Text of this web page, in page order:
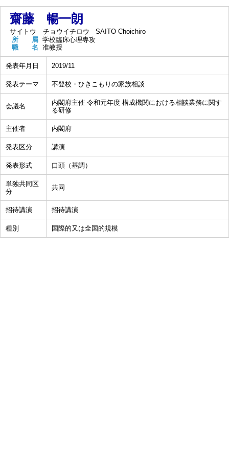
齋藤 暢一朗
サイトウ チョウイチロウ
SAITO Choichiro
所 属 学校臨床心理専攻
職 名 准教授
発表年月日 2019/11
発表テーマ 不登校・ひきこもりの家族相談
会議名
内閣府主催 令和元年度 構成機関における相談業務に関す
る研修
主催者 内閣府
発表区分 講演
発表形式 口頭（基調）
単独共同区
分
共同
招待講演 招待講演
種別 国際的又は全国的規模